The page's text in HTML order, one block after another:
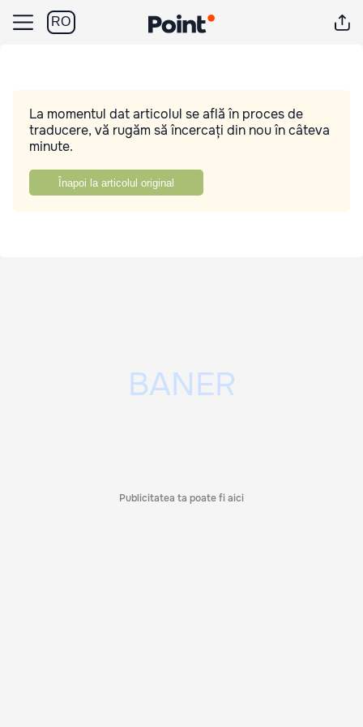
RO
La momentul dat articolul se află în proces de
traducere, vă rugăm să încercați din nou în câteva
minute.
Înapoi la articolul original
Publicitatea ta poate fi aici